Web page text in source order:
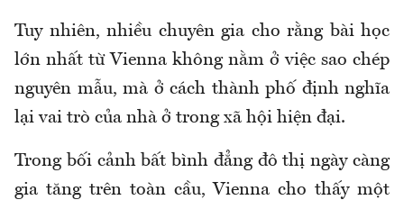
Tuy nhiên, nhiều chuyên gia cho rằng bài học
lớn nhất từ Vienna không nằm ở việc sao chép
nguyên mẫu, mà ở cách thành phố định nghĩa
lại vai trò của nhà ở trong xã hội hiện đại.
Trong bối cảnh bất bình đẳng đô thị ngày càng
gia tăng trên toàn cầu, Vienna cho thấy một